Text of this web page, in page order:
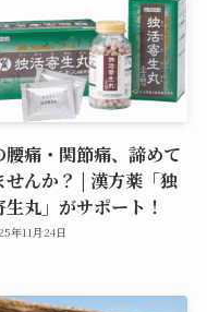
腰痛・関節痛、諦めて
せんか？ | 漢方薬「独
生丸」がサポート！
年11月24日